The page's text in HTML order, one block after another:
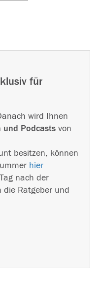
für
wird Ihnen
und Podcasts von
besitzen, können
hier
nach der
die Ratgeber und